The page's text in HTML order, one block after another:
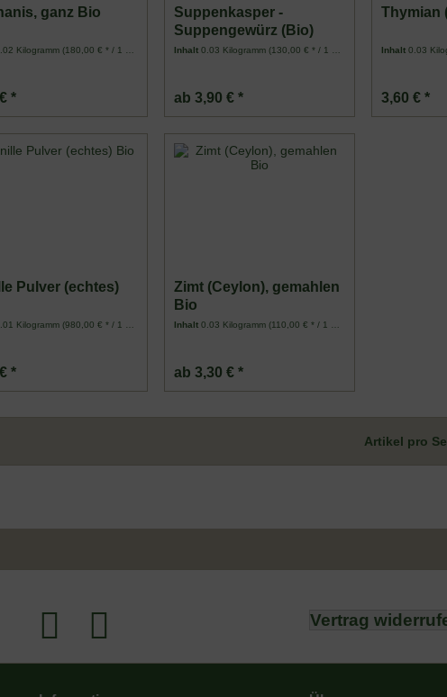
ganz Bio
Kilogramm (180,00 € * / 1 Kilogramm)
*
Suppenkasper -
Suppengewürz (Bio)
Inhalt0.03 Kilogramm (130,00 € * / 1 Kilogramm)
ab 3,90 € *
Thymian
Inhalt 0.03
3,60 € *
Pulver (echtes)
Kilogramm (980,00 € * / 1 Kilogramm)
*
Zimt (Ceylon), gemahlen
Bio
Inhalt0.03 Kilogramm (110,00 € * / 1 Kilogramm)
ab 3,30 € *
Artikel pro
Vertrag